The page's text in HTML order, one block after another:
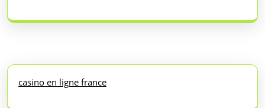
casino en ligne france